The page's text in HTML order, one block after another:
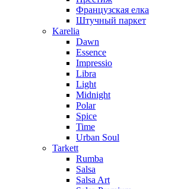
Французская елка
Штучный паркет
Karelia
Dawn
Essence
Impressio
Libra
Light
Midnight
Polar
Spice
Time
Urban Soul
Tarkett
Rumba
Salsa
Salsa Art